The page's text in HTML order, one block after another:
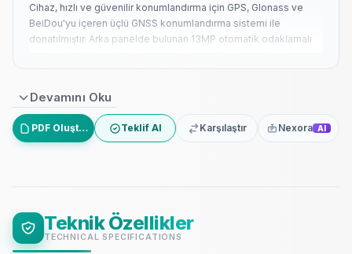
Cihaz, hızlı ve güvenilir konumlandırma için GPS, Glonass ve
BeiDou'yu içeren üçlü GNSS konumlandırma sistemi ile
donatılmıştır. Arka panelde bulunan 13MP otomatik odaklamalı
GPU'dan alan bu el terminali, Android 11 işletim sistemiyle hızlı
ve akıcı bir kullanıcı deneyimi sunar. 4GB RAM ve 64GB
depolama kapasitesi, karmaşık uygulamaları ve büyük veri
setlerini kolaylıkla yönetir.
Gövde üzerinde TYPE-C portu, şarj ve veri transferi için Pogo
Pin (Base Charge), UHF ve Tarayıcı Silahı bağlantısı için arka 6
Devamını Oku
PDF Oluştur Teklif Al Karşılaştır Nexora AI
Teknik Özellikler
TECHNICAL SPECIFICATIONS